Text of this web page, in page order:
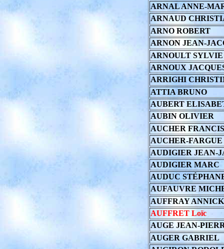
ARNAL ANNE-
ARNAUD
ARNO ROBERT
ARNON JEAN-
ARNOULT SYLVIE
ARNOUX
ARRIGHI
ATTIA BRUNO
AUBERT
AUBIN OLIVIER
AUCHER FRANCIS
AUCHER-
AUDIGIER JEAN-
AUDIGIER MARC
AUDUC
AUFAUVRE
AUFFRAY ANNICK
AUFFRET Loïc
AUGE JEAN-
AUGER GABRIEL